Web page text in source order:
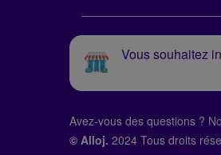
Vous souhaitez
Avez-vous des questions ?
© Alloj. 2024 Tous droits